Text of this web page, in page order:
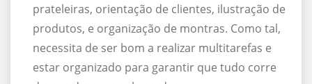
prateleiras, orientação de clientes, ilustração de
produtos, e organização de montras. Como tal,
necessita de ser bom a realizar multitarefas e
estar organizado para garantir que tudo corre